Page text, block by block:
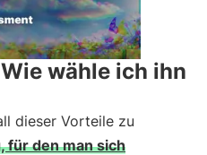
wähle ich ihn
dieser Vorteile zu
für den man sich